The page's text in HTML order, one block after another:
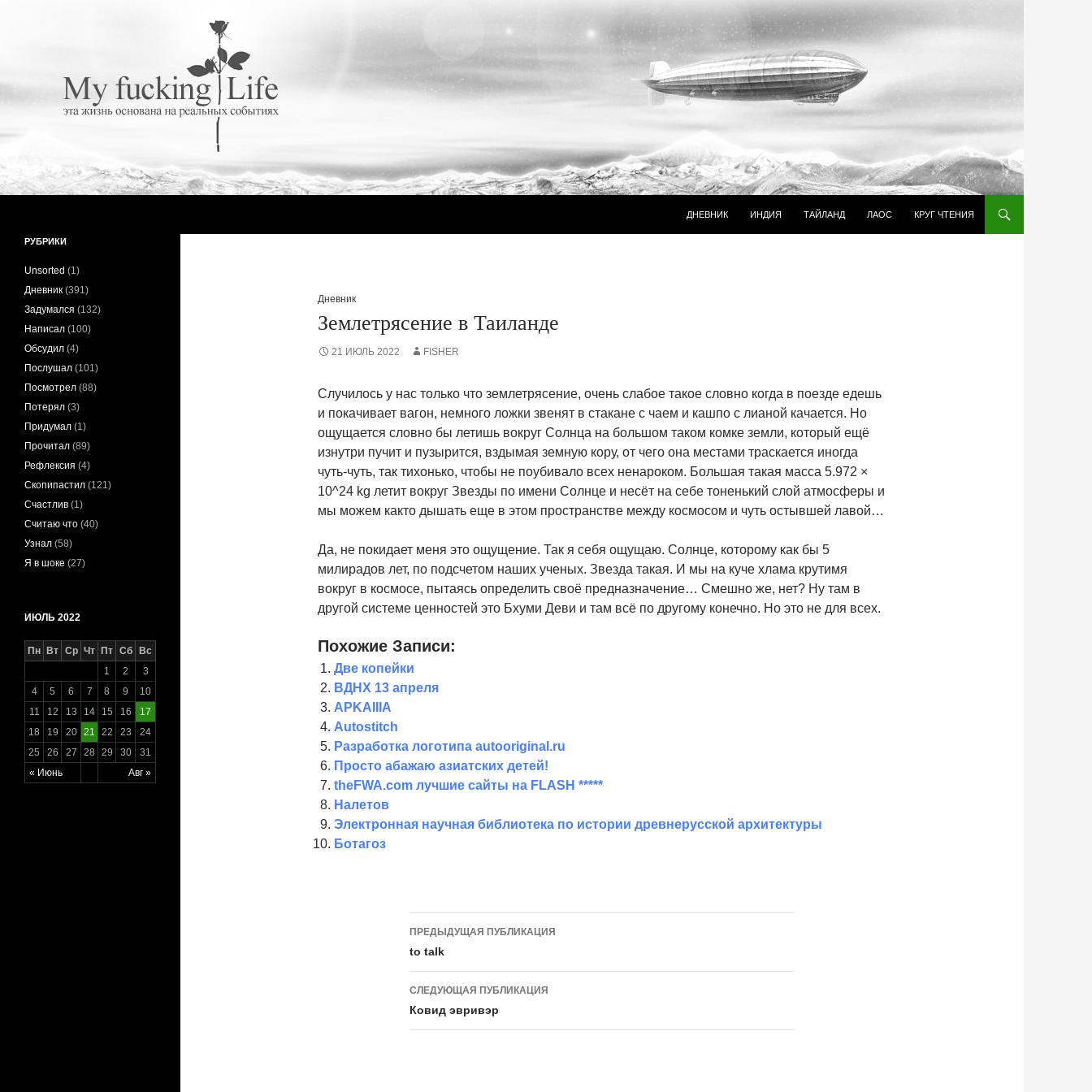
ДНЕВНИК
ИНДИЯ ТАЙЛАНД ЛАОС КРУГ ЧТЕНИЯ
Дневник
Землетрясение в Таиланде
21 ИЮЛЬ 2022 FISHER
Случилось у нас только что землетрясение, очень слабое такое словно когда в поезде едешь
и покачивает вагон, немного ложки звенят в стакане с чаем и кашпо с лианой качается. Но
ощущается словно бы летишь вокруг Солнца на большом таком комке земли, который ещё
изнутри пучит и пузырится, вздымая земную кору, от чего она местами траскается иногда
чуть-чуть, так тихонько, чтобы не поубивало всех ненароком. Большая такая масса 5.972 ×
10^24 kg летит вокруг Звезды по имени Солнце и несёт на себе тоненький слой атмосферы и
мы можем както дышать еще в этом пространстве между космосом и чуть остывшей лавой…
Да, не покидает меня это ощущение. Так я себя ощущаю. Солнце, которому как бы 5
милирадов лет, по подсчетом наших ученых. Звезда такая. И мы на куче хлама крутимя
вокруг в космосе, пытаясь определить своё предназначение… Смешно же, нет? Ну там в
другой системе ценностей это Бхуми Деви и там всё по другому конечно. Но это не для всех.
Похожие Записи:
Две копейки
ВДНХ 13 апреля
APKAIIIA
Autostitch
Разработка логотипа autooriginal.ru
Просто абажаю азиатских детей!
theFWA.com лучшие сайты на FLASH *****
Налетов
Электронная научная библиотека по истории древнерусской архитектуры
Ботагоз
Навигация по публикации
ПРЕДЫДУЩАЯ ПУБЛИКАЦИЯ
to talk
СЛЕДУЮЩАЯ ПУБЛИКАЦИЯ
Ковид эвривэр
Эта жизнь основана на реальных
РУБРИКИ
Unsorted (1)
Дневник (391)
Задумался (132)
Написал (100)
Обсудил (4)
Послушал (101)
Посмотрел (88)
Потерял (3)
Придумал (1)
Прочитал (89)
Рефлексия (4)
Скопипастил (121)
Счастлив (1)
Считаю что (40)
Узнал (58)
Я в шоке (27)
ИЮЛЬ 2022
Пн Вт Ср Чт Пт Сб Вс
« Июнь Авг »
1 2
3
4
5 6 7 8 9
10
11
12 13 14 15 16
17
18
19 20 21 22 23
24
25
26 27 28 29 30 31